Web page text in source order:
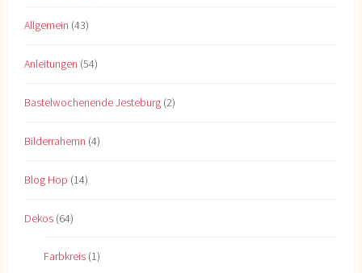
Allgemein (43)
Anleitungen (54)
Bastelwochenende Jesteburg (2)
Bilderrahemn (4)
Blog Hop (14)
Dekos (64)
Farbkreis (1)